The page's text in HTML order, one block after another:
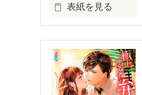
「副社長には内緒
第二弾　心の鍵を
第三弾　お願いダ
表紙を見る
兄妹のような関係
崩すのも怖くて。